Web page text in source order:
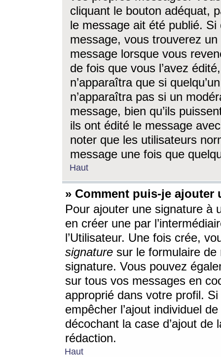
cliquant le bouton adéquat,
le message ait été publié. Si
message, vous trouverez
message lorsque vous
de fois que vous l’avez
n’apparaîtra que si
n’apparaîtra pas si un
message, bien qu’ils
ils ont édité le message
noter que les utilisateurs
message une fois que
Haut
» Comment puis-je ajouter
Pour ajouter une signature à
en créer une par
l’Utilisateur. Une fois crée,
signature sur le formulaire de
signature. Vous pouvez
sur tous vos messages en
approprié dans votre profil.
empêcher l’ajout individuel
décochant la case d’ajout
rédaction.
Haut